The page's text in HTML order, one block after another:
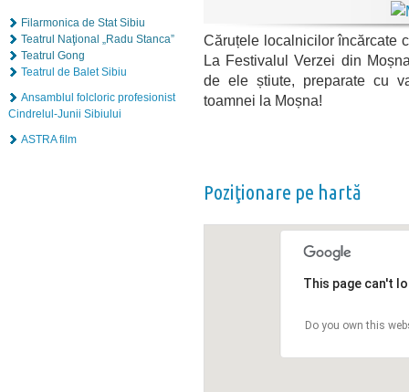
Filarmonica de Stat Sibiu
Teatrul Naţional „Radu Stanca”
Teatrul Gong
Teatrul de Balet Sibiu
Ansamblul folcloric profesionist
Cindrelul-Junii Sibiului
ASTRA film
Căruțele localnicilor încărcate
La Festivalul Verzei din
de ele știute, preparate cu
toamnei la Moșna!
Poziţionare pe hartă
This page can't
Do you own this